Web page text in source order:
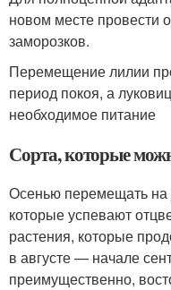
новом месте провести
заморозков.
Перемещение лилии
период покоя, а
необходимое питание
Сорта, которые
Осенью перемещать на
которые успевают
растения, которые
в августе — начале
преимущественно,